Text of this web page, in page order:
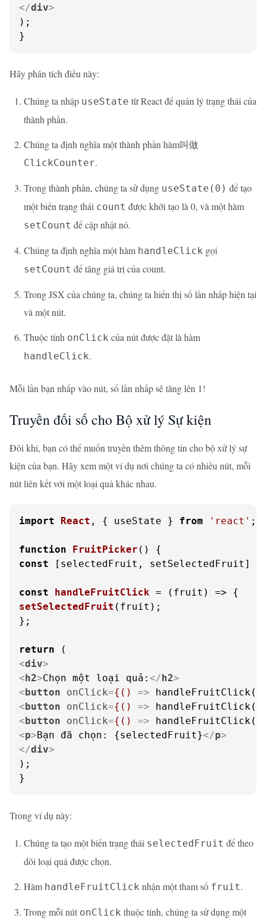
</div>
);
}
Hãy phân tích điều này:
Chúng ta nhập useState từ React để quản lý trạng thái của
thành phần.
Chúng ta định nghĩa một thành phần hàm叫做
ClickCounter.
Trong thành phần, chúng ta sử dụng useState(0) để tạo
một biến trạng thái count được khởi tạo là 0, và một hàm
setCount để cập nhật nó.
Chúng ta định nghĩa một hàm handleClick gọi
setCount để tăng giá trị của count.
Trong JSX của chúng ta, chúng ta hiển thị số lần nhấp hiện tại
và một nút.
Thuộc tính onClick của nút được đặt là hàm
handleClick.
Mỗi lần bạn nhấp vào nút, số lần nhấp sẽ tăng lên 1!
Truyền đối số cho Bộ xử lý Sự kiện
Đôi khi, bạn có thể muốn truyền thêm thông tin cho bộ xử lý sự
kiện của bạn. Hãy xem một ví dụ nơi chúng ta có nhiều nút, mỗi
nút liên kết với một loại quả khác nhau.
import React , { useState } from 'react' ;
function FruitPicker (
const [selectedFruit, setSelectedFruit]
const handleFruitClick = ( fruit
setSelectedFruit (fruit);
};
return
<div>
<h2>Chọn một loại quả: </h2>
<button onClick={() =>
<button onClick={() =>
<button onClick={() =>
<p>Bạn đã chọn: {selectedFruit}</p>
</div>
);
}
Trong ví dụ này:
Chúng ta tạo một biến trạng thái selectedFruit để theo
dõi loại quả được chọn.
Hàm handleFruitClick nhận một tham số fruit.
Trong mỗi nút onClick thuộc tính, chúng ta sử dụng một